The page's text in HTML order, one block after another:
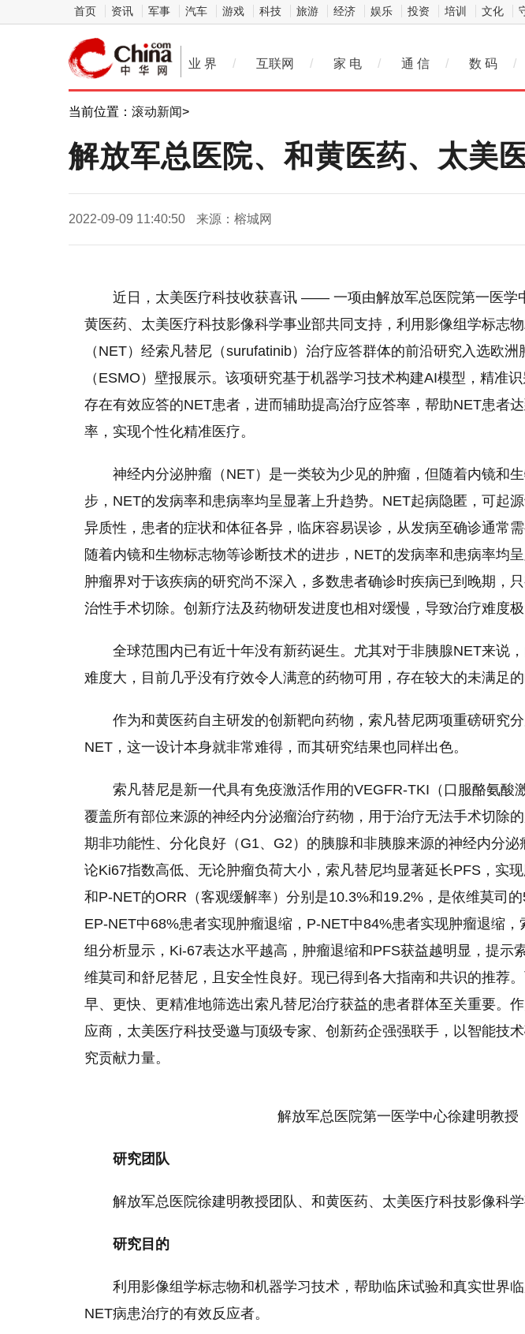
首页 资讯 军事 汽车 游戏 科技 旅游 经济 娱乐 投资 培训 文化
业 界 / 互联网 / 家 电 / 通 信 / 数 码 /
当前位置： 滚动新闻>
解放军总医院、和黄医药、太美
2022-09-09 11:40:50 来源：榕城网
近 日，太美医疗科技收获喜讯 —— 一项由解放军总医院第一医学
黄医药、太美医疗科技影像科学事业部共同支持，利用影像组学标志
（NET）经索凡替尼（surufatinib）治疗应答群体的前沿研究入选欧洲
（ESMO）壁报展示。该项研究基于机器学习 技术构建AI模型，精准
存在有效应答的NET患者，进而辅助提高治疗应答率，帮助NET患者
率，实现个性化精准医疗。
神经内分泌肿瘤（NET）是一类较为少见的肿瘤，但随着内镜和
步，NET的发病率和患病率均呈显著上升趋势。NET起病隐匿，可起
异质性 ，患者的症状和体征各异，临床容易误诊，从发病至确诊通常
随着内镜和生物标志物等诊断技术的进步，NET的发病率和患病率均
肿瘤界对于该疾病的研究尚不深入，多数患者确诊时疾病已到晚期，
治性手术切除。创新疗法及药物研发进度也相对缓慢，导致治疗难度极
全球范围内已有近十年没有新药诞生。尤其对于非胰腺NET来说
难度大，目前几乎没有疗效令人满意的药物可用，存在较大的未满足的
作为和黄医药自主研发的创新靶向药物，索凡替尼两项重磅研究
NET，这一设计本身就非常难得，而其研究结果也同样出色。
索凡替尼是新一代具有免疫激活作用的VEGFR-TKI（口服酪氨酸
覆盖所有部位来源的神经内分泌瘤治疗药物，用于治疗无法手术切除
期非功能性、分化良好（G1、G2）的胰腺和非胰腺来源的神经内分
论Ki67指数高低、无论肿瘤负荷大小，索凡替尼均显著延长PFS，实
和P-NET的ORR（客观缓解率）分别是10.3%和19.2%，是依维莫司的
EP-NET中68%患者实现肿瘤退缩，P-NET中84%患者实现肿瘤退缩
组分析显示，Ki-67表达水平越高，肿瘤退缩和PFS获益越明显，提示
维莫司和舒尼替尼，且安全性 良好。现已得到各大指南和共识的推荐
早、更快、更精准地筛选出索凡替尼治疗获益的患者群体至关重要。
应商，太美医疗科技受邀与顶级专家、创新药企强强联手，以智能技
究贡献力量。
解放军总医院第一医学中心徐建明教授
研究团队
解放军总医院徐建明教授团队、和黄医药、太美医疗科技影像科
研究目的
利用影像组学标志物和机器学习 技术，帮助临床试验和真实世界
NET病患治疗的有效反应者。